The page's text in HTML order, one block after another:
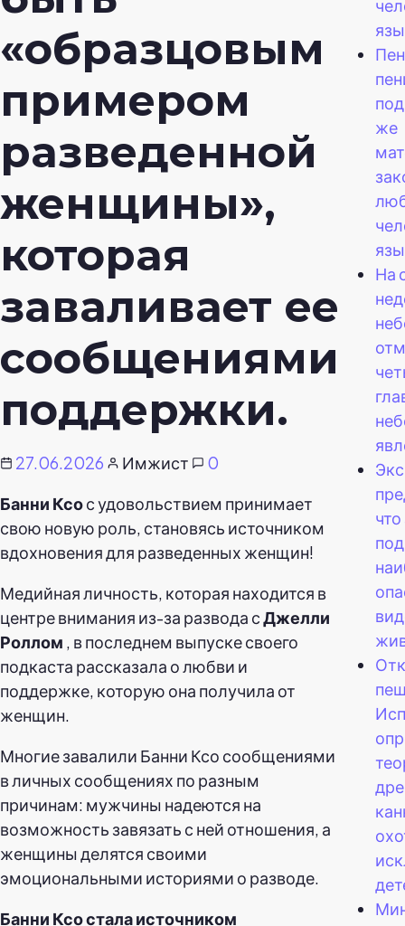
«образцовым
примером
разведенной
женщины»,
которая
заваливает ее
сообщениями
поддержки.
27.06.2026 Имжист
0
Банни Ксос удовольствием принимает
свою новую роль, становясь источником
вдохновения для разведенных женщин!
Медийная личность, которая находится в
центре внимания из-за развода сДжелли
Роллом , в последнем выпуске своего
подкаста рассказала о любви и
поддержке, которую она получила от
женщин.
Многие завалили Банни Ксо сообщениями
в личных сообщениях по разным
причинам: мужчины надеются на
возможность завязать с ней отношения, а
женщины делятся своими
эмоциональными историями о разводе.
Банни Ксо стала источником
же
На